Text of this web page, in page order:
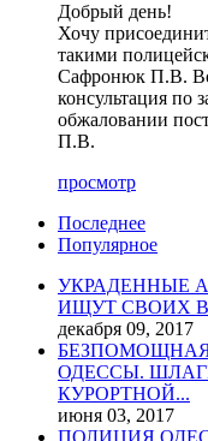
Добрый день!
Хочу
такими
Сафронюк П.В.
консультация по
обжаловании
П.В.
просмотр
Последнее
Популярное
УКРАДЕННЫЕ
ИЩУТ СВОИХ
декабря 09, 2017
ОДЕССЫ.
КУРОРТНОЙ...
июня 03, 2017
ПОЛИЦИЯ